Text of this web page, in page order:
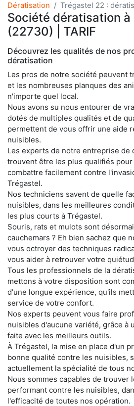
Dératisation Trégastel 22 :
Société dératisation
(22730) | TARIF
Découvrez les qualités de nos
dératisation
Les pros de notre société peuvent
et les nombreuses planques des
n'importe quel local.
Nous avons su nous entourer de
dotés de multiples qualités et de
permettent de vous offrir une aide
nuisibles.
Les experts de notre entreprise de
trouvent être les plus qualifiés pour
combattre facilement contre
Trégastel.
Nos techniciens savent de quelle
nuisibles, dans les meilleures
les plus courts à Trégastel.
Souris, rats et mulots sont
cauchemars ? Eh bien sachez que
vous octroyer des techniques
vous aider à retrouver votre
Tous les professionnels de la
mettons à votre disposition sont
d'une longue expérience, qu'ils
service de votre confort.
Nos experts peuvent vous faire
nuisibles d'aucune variété, grâce à
faite avec les meilleurs outils.
À Trégastel, la mise en place d'un
bonne qualité contre les nuisibles,
actuellement la spécialité de tous
Nous sommes capables de trouver
performant contre les nuisibles,
l'efficacité de toutes nos opération.